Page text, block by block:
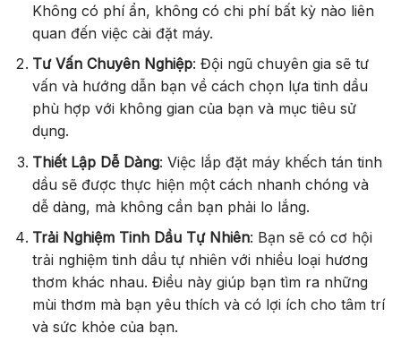
Không có phí ẩn, không có chi phí bất kỳ nào liên
quan đến việc cài đặt máy.
Tư Vấn Chuyên Nghiệp: Đội ngũ chuyên gia sẽ tư
vấn và hướng dẫn bạn về cách chọn lựa tinh dầu
phù hợp với không gian của bạn và mục tiêu sử
dụng.
Thiết Lập Dễ Dàng: Việc lắp đặt máy khếch tán tinh
dầu sẽ được thực hiện một cách nhanh chóng và
dễ dàng, mà không cần bạn phải lo lắng.
Trải Nghiệm Tinh Dầu Tự Nhiên: Bạn sẽ có cơ hội
trải nghiệm tinh dầu tự nhiên với nhiều loại hương
thơm khác nhau. Điều này giúp bạn tìm ra những
mùi thơm mà bạn yêu thích và có lợi ích cho tâm trí
và sức khỏe của bạn.